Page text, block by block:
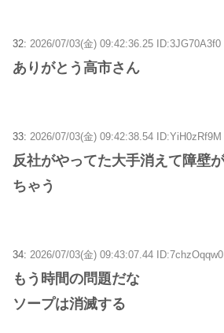
32: 2026/07/03(金) 09:42:36.25 ID:3JG70A3f0
ありがとう高市さん
33: 2026/07/03(金) 09:42:38.54 ID:YiH0zRf9M
反社がやってた大手消えて障壁
ちゃう
34: 2026/07/03(金) 09:43:07.44 ID:7chzOqqw0
もう時間の問題だな
ソープは消滅する